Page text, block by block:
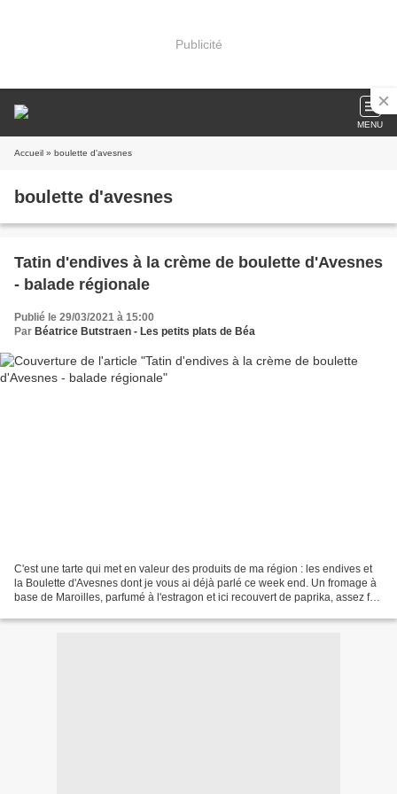
Publicité
MENU
Accueil » boulette d'avesnes
boulette d'avesnes
Tatin d'endives à la crème de boulette d'Avesnes
- balade régionale
Publié le 29/03/2021 à 15:00
Par Béatrice Butstraen - Les petits plats de Béa
C'est une tarte qui met en valeur des produits de ma région : les endives et
la Boulette d'Avesnes dont je vous ai déjà parlé ce week end. Un fromage à
base de Maroilles, parfumé à l'estragon et ici recouvert de paprika, assez fort